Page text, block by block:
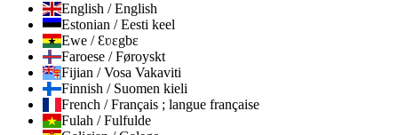
English / English
Estonian / Eesti keel
Ewe / Ɛʋɛgbɛ
Faroese / Føroyskt
Fijian / Vosa Vakaviti
Finnish / Suomen kieli
French / Français ; langue française
Fulah / Fulfulde